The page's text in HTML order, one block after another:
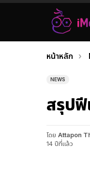
เรื่อง
ล่าสุด
คุณอยู่ที่นี่:
หน้าหลัก
NEWS
สรุปฟี
โดย Attapon
14 ปีที่แล้ว